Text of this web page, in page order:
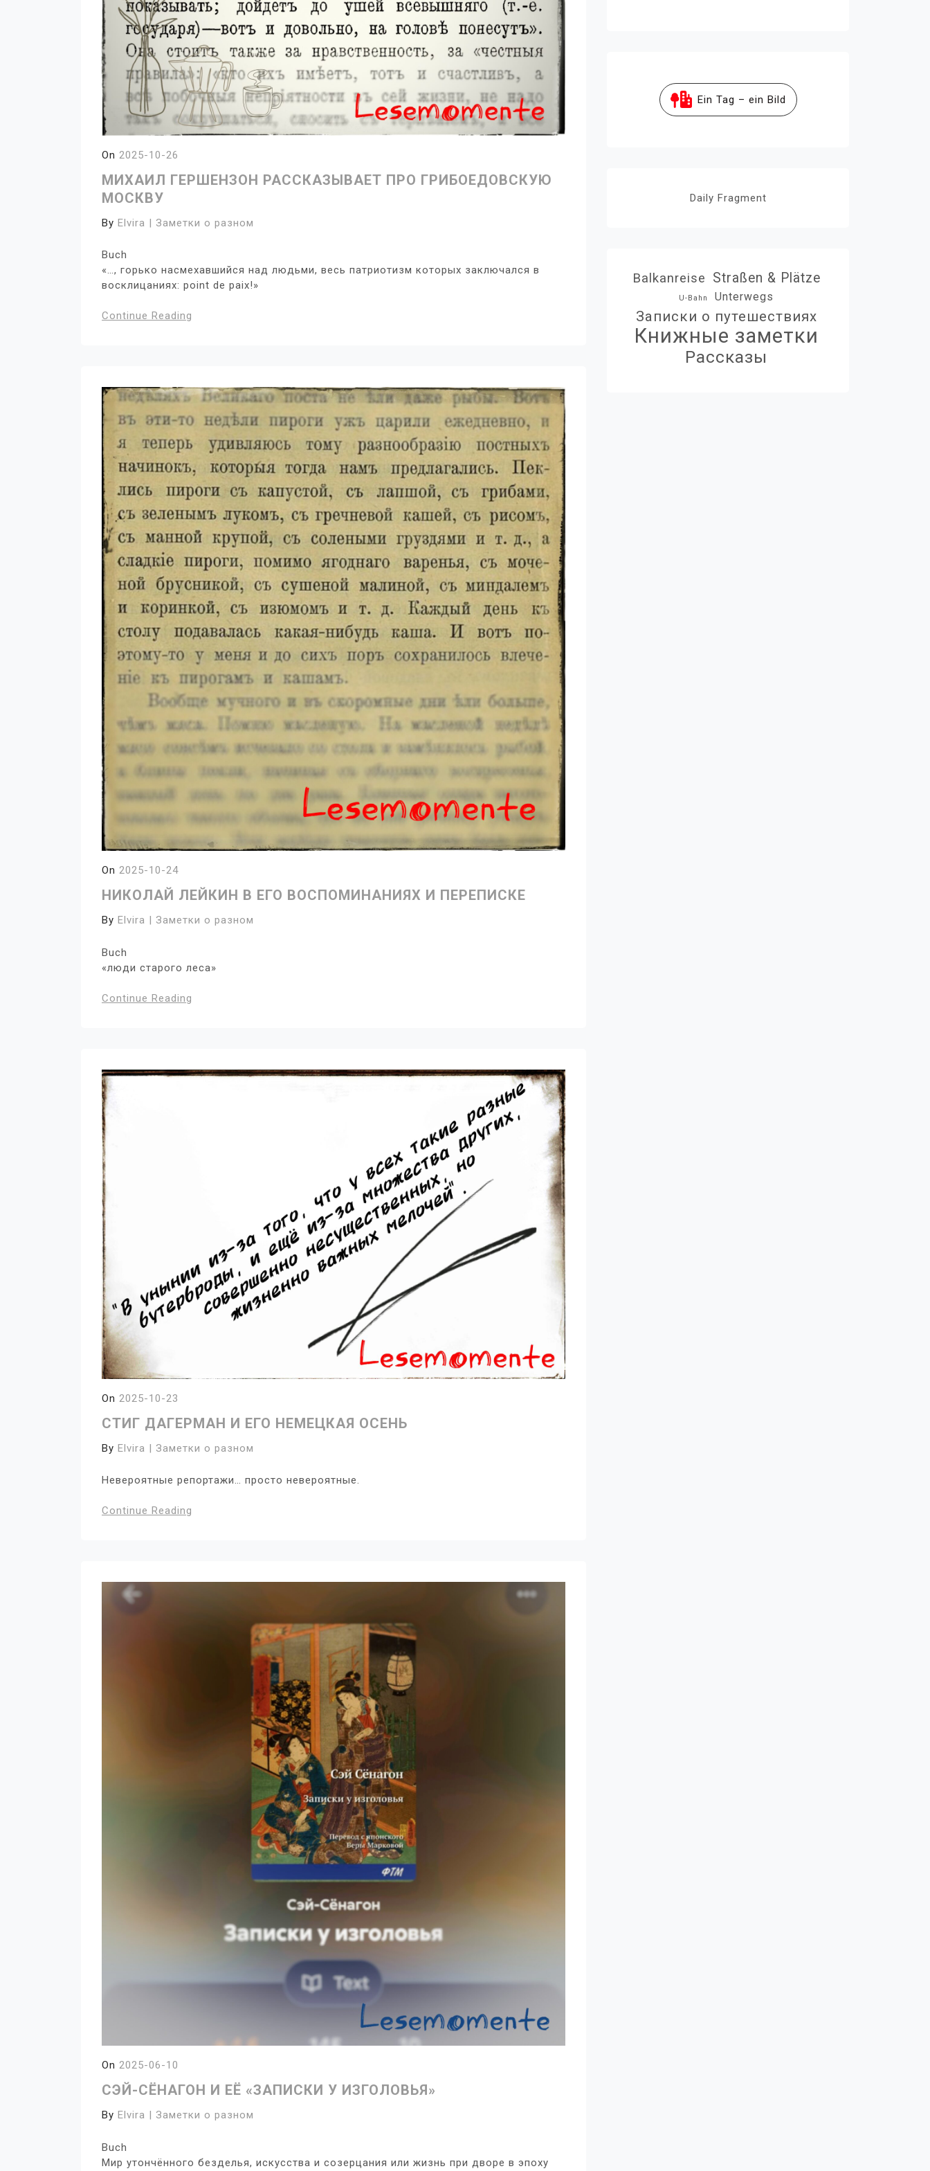
On 2025-10-26
МИХАИЛ ГЕРШЕНЗОН РАССКАЗЫВАЕТ ПРО ГРИБОЕДОВСКУЮ
МОСКВУ
By Elvira | Заметки о разном
Buch
«…, горько насмехавшийся над людьми, весь патриотизм которых заключался в
восклицаниях: point de paix!»
Continue Reading
On 2025-10-24
НИКОЛАЙ ЛЕЙКИН В ЕГО ВОСПОМИНАНИЯХ И ПЕРЕПИСКЕ
By Elvira | Заметки о разном
Buch
«люди старого леса»
Continue Reading
On 2025-10-23
СТИГ ДАГЕРМАН И ЕГО НЕМЕЦКАЯ ОСЕНЬ
By Elvira | Заметки о разном
Невероятные репортажи… просто невероятные.
Continue Reading
On 2025-06-10
СЭЙ-СЁНАГОН И ЕЁ «ЗАПИСКИ У ИЗГОЛОВЬЯ»
By Elvira | Заметки о разном
Buch
Мир утончённого безделья, искусства и созерцания или жизнь при дворе в эпоху
Ein Tag – ein Bild
Daily Fragment
Balkanreise Straßen & Plätze
U-Bahn Unterwegs
Записки о путешествиях
Книжные заметки
Рассказы